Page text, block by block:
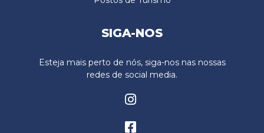
SIGA-NOS
Esteja mais perto de nós, siga-nos nas nossas
redes de social media.